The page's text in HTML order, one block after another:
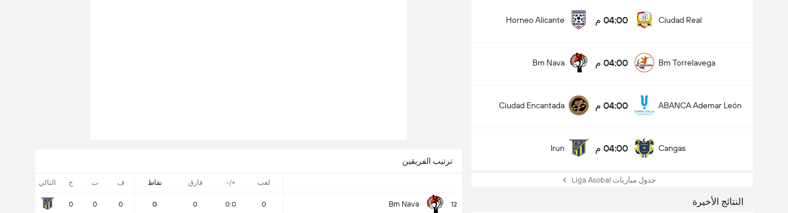
Ciudad Real 04:00 م Horneo Alicante
Bm Torrelavega 04:00 م Bm Nava
ABANCA Ademar León 04:00 م Ciudad Encantada
Cangas 04:00 م Irun
جدول مباريات Liga Asobal
النتائج الأخيرة
ترتيب الفريقين
لعب +/- فارق نقاط ف ت خ التالي
12
Bm Nava
0
0:0
0
0
0
0
0